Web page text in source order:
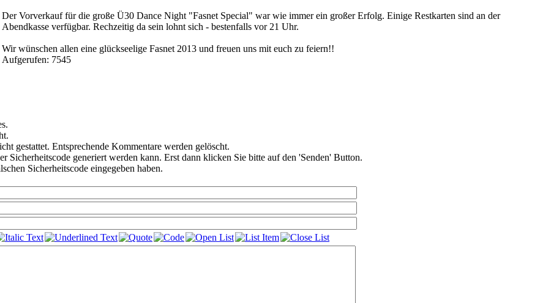
Der Vorverkauf für die große Ü30 Dance Night "Fasnet Special" war wie immer ein großer Erfolg. Einige Restkarten sind an der
Abendkasse verfügbar. Rechzeitig da sein lohnt sich - bestenfalls vor 21 Uhr.
Wir wünschen allen eine glückseelige Fasnet 2013 und freuen uns mit euch zu feiern!!
Aufgerufen: 7545
gestattet. Entsprechende Kommentare werden gelöscht.
Sicherheitscode generiert werden kann. Erst dann klicken Sie bitte auf den 'Senden' Button.
Sicherheitscode eingegeben haben.